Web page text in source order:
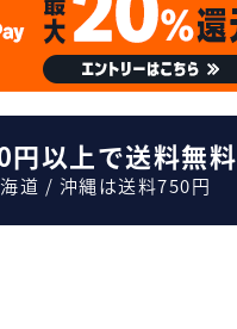
以上で送料無料
道 / 沖縄は送料750円